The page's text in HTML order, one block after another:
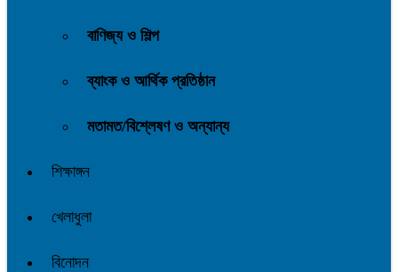
বাণিজ্য ও শিল্প
ব্যাংক ও আর্থিক প্রতিষ্ঠান
মতামত/বিশ্লেষণ ও অন্যান্য
শিক্ষাঙ্গন
খেলাধুলা
বিনোদন